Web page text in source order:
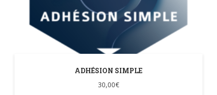
ADHÉSION SIMPLE
30,00€